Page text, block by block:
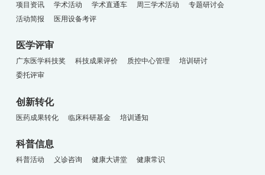
项目资讯 学术活动 学术直通车 周三学术活动
专题研讨会
活动简报
医用设备考评
医学评审
广东医学科技奖 科技成果评价 质控中心管理
培训研讨
委托评审
创新转化
医药成果转化 临床科研基金 培训通知
科普信息
科普活动 义诊咨询 健康大讲堂 健康常识